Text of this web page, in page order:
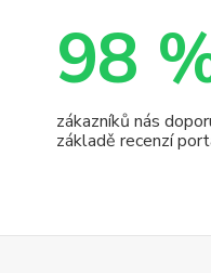
98
zákazníků nás
základě recenzí